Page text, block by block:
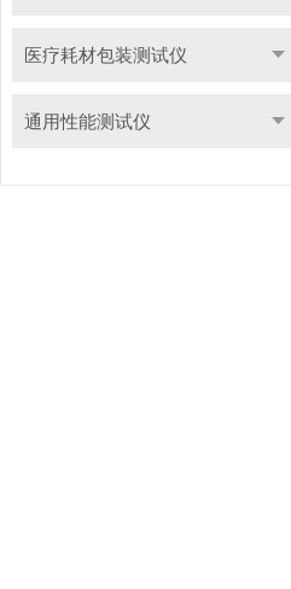
医疗耗材包装测试仪
通用性能测试仪